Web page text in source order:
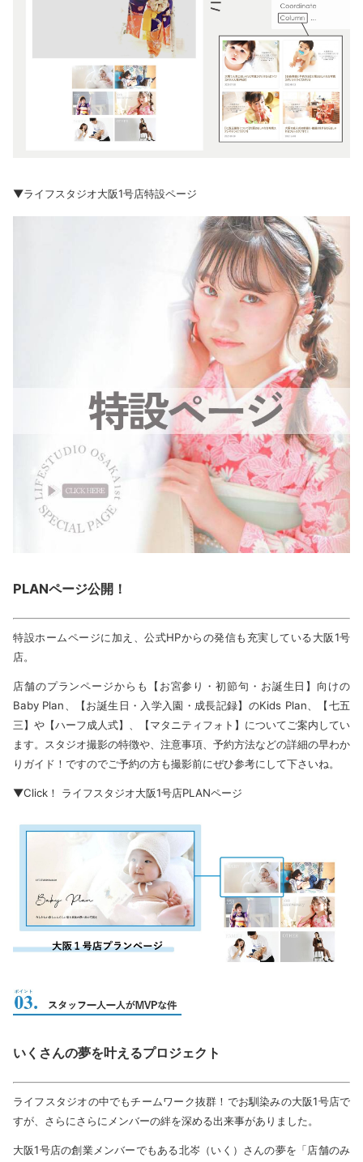
▼ライフスタジオ大阪1号店特設ページ
PLANページ公開！
特設ホームページに加え、公式HPからの発信も充実している大阪1号
店。
店舗のプランページからも【お宮参り・初節句・お誕生日】向けの
Baby Plan、【お誕生日・入学入園・成長記録】のKids Plan、【七五
三】や【ハーフ成人式】、【マタニティフォト】についてご案内してい
ます。スタジオ撮影の特徴や、注意事項、予約方法などの詳細の早わか
りガイド！ですのでご予約の方も撮影前にぜひ参考にして下さいね。
▼Click！ ライフスタジオ大阪1号店PLANページ
いくさんの夢を叶えるプロジェクト
ライフスタジオの中でもチームワーク抜群！でお馴染みの大阪1号店で
すが、さらにさらにメンバーの絆を深める出来事がありました。
大阪1号店の創業メンバーでもある北岑（いく）さんの夢を「店舗のみ